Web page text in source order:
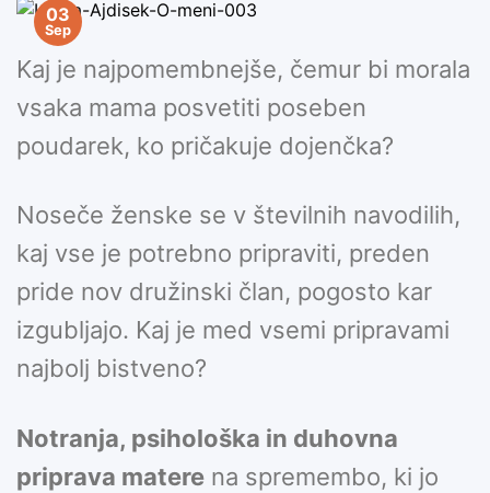
03
Sep
Kaj je najpomembnejše, čemur bi morala
vsaka mama posvetiti poseben
poudarek, ko pričakuje dojenčka?
Noseče ženske se v številnih navodilih,
kaj vse je potrebno pripraviti, preden
pride nov družinski član, pogosto kar
izgubljajo. Kaj je med vsemi pripravami
najbolj bistveno?
Notranja, psihološka in duhovna
priprava matere na spremembo, ki jo